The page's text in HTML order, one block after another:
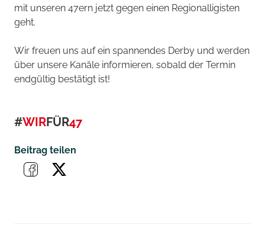
mit unseren 47ern jetzt gegen einen Regionalligisten
geht.
Wir freuen uns auf ein spannendes Derby und werden
über unsere Kanäle informieren, sobald der Termin
endgültig bestätigt ist!
#WIRFÜR47
Beitrag teilen